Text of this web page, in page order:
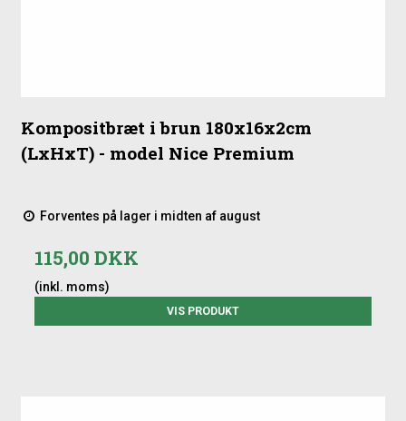
Kompositbræt i brun 180x16x2cm
(LxHxT) - model Nice Premium
Forventes på lager i midten af august
115,00 DKK
(inkl. moms)
VIS PRODUKT